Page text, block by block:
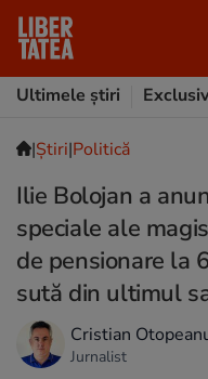
Ultimele știri
Exclusiv
|Ştiri|Politică
Ilie Bolojan a
speciale ale
de pensionare la
sută din ultimul
Cristian
Jurnalist